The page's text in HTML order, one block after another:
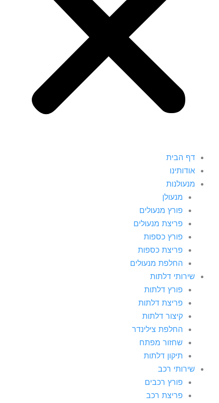
דף הבית
אודותינו
מנעולנות
מנעולן
פורץ מנעולים
פריצת מנעולים
פורץ כספות
פריצת כספות
החלפת מנעולים
שירותי דלתות
פורץ דלתות
פריצת דלתות
קיצור דלתות
החלפת צילינדר
שחזור מפתח
תיקון דלתות
שירותי רכב
פורץ רכבים
פריצת רכב